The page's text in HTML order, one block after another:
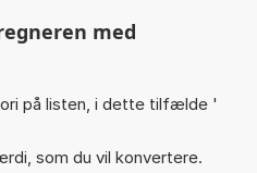
med
på listen, i dette tilfælde '
som du vil konvertere.